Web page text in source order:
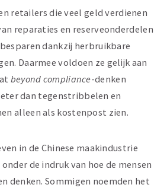
retailers die veel geld ­verdienen
reparaties en reserveonderdelen
dankzij herbruikbare
Daarmee voldoen ze gelijk aan
beyond compliance-denken
dan tegenstribbelen en
alleen als kostenpost zien.
in de Chinese maak­industrie
de indruk van hoe de mensen
denken. Sommigen noemden het